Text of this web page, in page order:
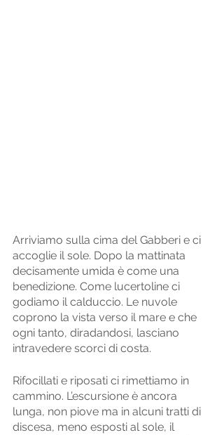
Arriviamo sulla cima del Gabberi e ci
accoglie il sole. Dopo la mattinata
decisamente umida è come una
benedizione. Come lucertoline ci
godiamo il calduccio. Le nuvole
coprono la vista verso il mare e che
ogni tanto, diradandosi, lasciano
intravedere scorci di costa.
Rifocillati e riposati ci rimettiamo in
cammino. L’escursione è ancora
lunga, non piove ma in alcuni tratti di
discesa, meno esposti al sole, il